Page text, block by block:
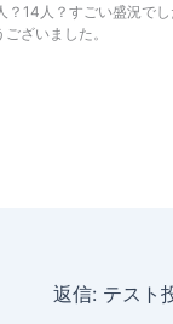
？14人？すごい盛況でし
ざいました。
返信: テスト